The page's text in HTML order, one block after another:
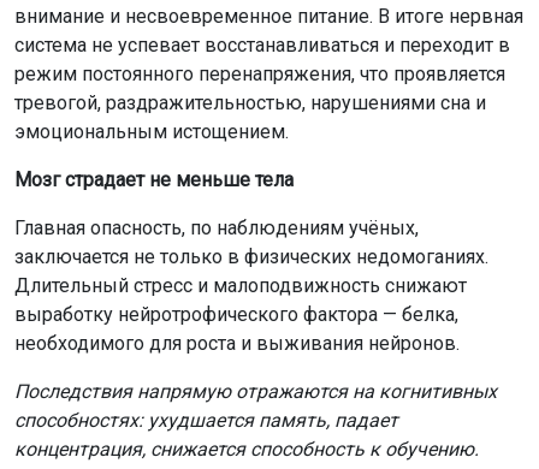
внимание и несвоевременное питание. В итоге нервная
система не успевает восстанавливаться и переходит в
режим постоянного перенапряжения, что проявляется
тревогой, раздражительностью, нарушениями сна и
эмоциональным истощением.
Мозг страдает не меньше тела
Главная опасность, по наблюдениям учёных,
заключается не только в физических недомоганиях.
Длительный стресс и малоподвижность снижают
выработку нейротрофического фактора — белка,
необходимого для роста и выживания нейронов.
Последствия напрямую отражаются на когнитивных
способностях: ухудшается память, падает
концентрация, снижается способность к обучению.